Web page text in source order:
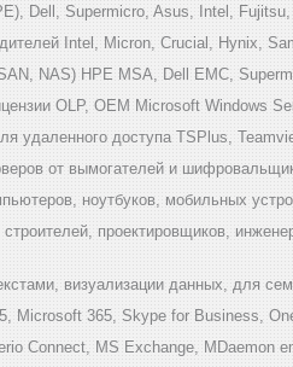
Dell, Supermicro, Asus, Intel,
Intel, Micron, Crucial, Hynix,
NAS) HPE MSA, Dell EMC,
OLP, OEM Microsoft Windows
удаленного доступа TSPlus,
от вымогателей и
ноутбуков, мобильных
проектировщиков,
визуализации данных, для
Microsoft 365, Skype for Business,
Connect, MS Exchange, MDaemon